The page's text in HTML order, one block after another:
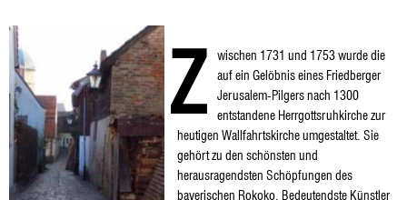
Z
wischen 1731 und 1753 wurde die
auf ein Gelöbnis eines Friedberger
Jerusalem-Pilgers nach 1300
entstandene Herrgottsruhkirche zur
heutigen Wallfahrtskirche umgestaltet. Sie
gehört zu den schönsten und
herausragendsten Schöpfungen des
bayerischen Rokoko. Bedeutendste Künstler